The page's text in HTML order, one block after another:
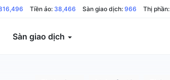
Tiền ảo: 38,466 Sàn giao dịch: 966 Thị phần:
Sàn giao dịch